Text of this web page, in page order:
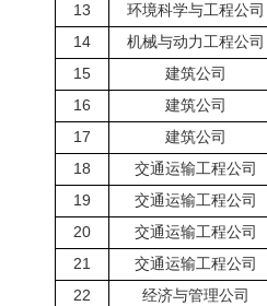
13
环境科学与工程公司
14
机械与动力工程公司
15
建筑公司
16
建筑公司
17
建筑公司
18
交通运输工程公司
19
交通运输工程公司
20
交通运输工程公司
21
交通运输工程公司
22
经济与管理公司